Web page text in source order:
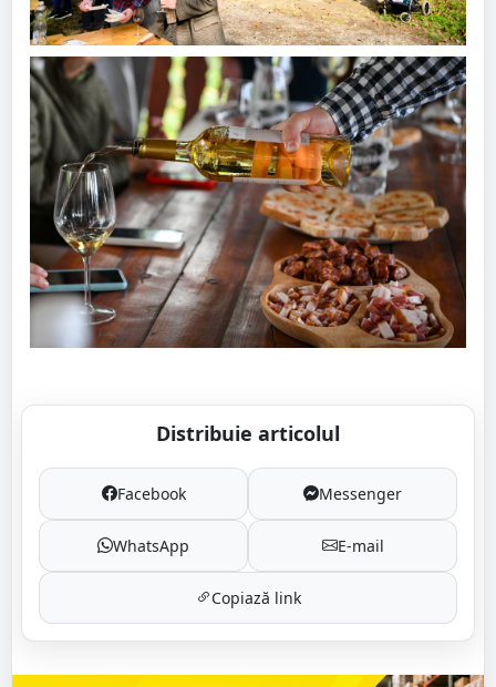
Distribuie articolul
Facebook Messenger
WhatsApp E-mail
Copiază link